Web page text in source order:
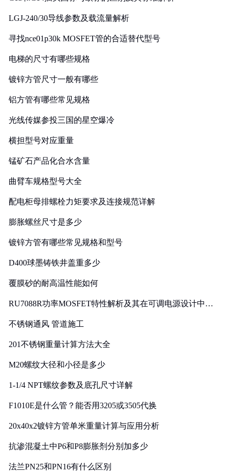
LGJ-240/30导线参数及载流量解析
寻找nce01p30k MOSFET管的合适替代型号
电梯的尺寸有哪些规格
镀锌方管尺寸一般有哪些
铝方管有哪些常见规格
光线传媒参投三国的星空爆冷
横担型号对应重量
锰矿石产品化合水含量
曲臂车规格型号大全
配电柜母排螺栓力矩要求及连接规范详解
膨胀螺丝尺寸是多少
镀锌方管有哪些常见规格和型号
D400球墨铸铁井盖重多少
覆膜砂的耐高温性能如何
RU7088R功率MOSFET特性解析及其在可调电源设计中的
不锈钢通风 管道施工
201不锈钢重量计算方法大全
M20螺纹大径和小径是多少
1-1/4 NPT螺纹参数及底孔尺寸详解
F1010E是什么管？能否用3205或3505代换
20x40x2镀锌方管单米重量计算与应用分析
抗渗混凝土中P6和P8膨胀剂分别加多少
法兰PN25和PN16有什么区别